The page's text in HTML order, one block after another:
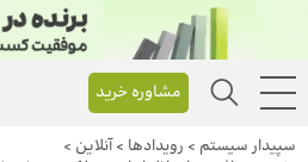
مشاوره خرید
سپیدار سیستم > رویداد‌ها >آنلاین >